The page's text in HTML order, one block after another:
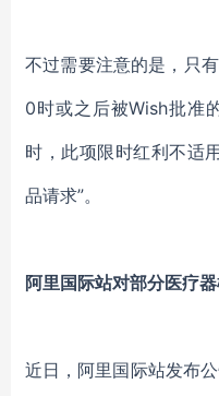
不过需要注意的是，只
0时或之后被Wish批准
时，此项限时红利不适
品请求”。
阿里国际站对部分医疗
近日，阿里国际站发布